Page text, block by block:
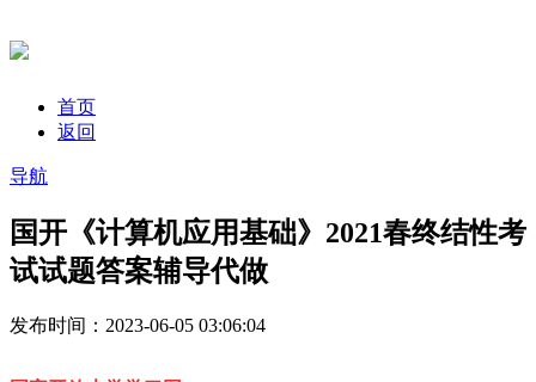
首页
返回
导航
国开《计算机应用基础》2021春终结性考
试试题答案辅导代做
发布时间：2023-06-05 03:06:04